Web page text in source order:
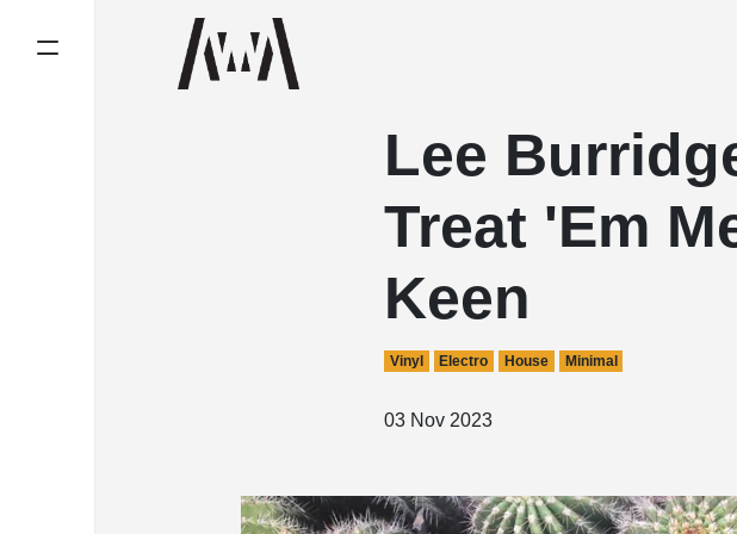
Lee
Treat 'Em
Keen
Vinyl Electro House Minimal
03 Nov 2023